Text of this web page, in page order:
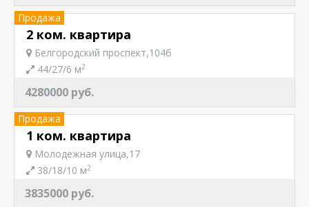
Продажа
2 ком. квартира
Белгородский проспект,104б
44/27/6 м2
4280000 руб.
Продажа
1 ком. квартира
Молодежная улица,17
38/18/10 м2
3835000 руб.